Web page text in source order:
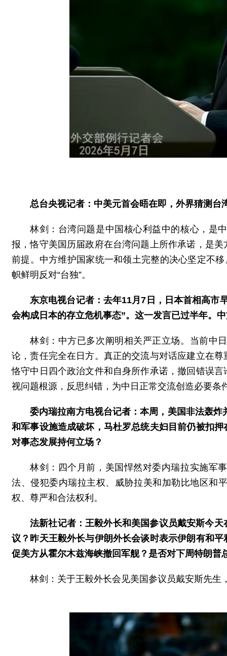
总台央视记者：中美元首会晤在即，外界猜测
林剑：台湾问题是中国核心利益中的核心，是
报，恪守美国历届政府在台湾问题上所作承诺，是
前提。中方维护国家统一和领土完整的决心坚定不
帜鲜明反对“台独”。
东京电视台记者：去年11月7日，日本首相高市
会构成日本的存立危机事态”。这一发言已过半年。
林剑：中方已多次阐明相关严正立场。当前中
论，责任完全在日方。真正的交流与对话应建立在
恪守中日四个政治文件和自身所作承诺，撤回错误
视问题根源，反思纠错，为中日正常交流创造必要条
委内瑞拉南方电视台记者：本周，美国非法轰
和军事设施造成破坏，马杜罗总统夫妇目前仍被扣
对事态发展持何立场？
林剑：四个月前，美国悍然对委内瑞拉实施军
法、侵犯委内瑞拉主权、威胁拉美和加勒比地区和
权、尊严和合法权利。
法新社记者：王毅外长和美国参议员戴安斯今
议？昨天王毅外长与伊朗外长会谈时表示伊朗有和
促美方从霍尔木兹海峡撤回军舰？是否对下周特朗普
林剑：关于王毅外长会见美国参议员戴安斯先